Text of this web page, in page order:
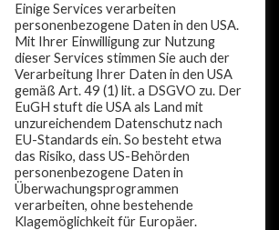
Einige Services verarbeiten
personenbezogene Daten in den USA.
Mit Ihrer Einwilligung zur Nutzung
dieser Services stimmen Sie auch der
Verarbeitung Ihrer Daten in den USA
gemäß Art. 49 (1) lit. a DSGVO zu. Der
EuGH stuft die USA als Land mit
unzureichendem Datenschutz nach
EU-Standards ein. So besteht etwa
das Risiko, dass US-Behörden
personenbezogene Daten in
Überwachungsprogrammen
verarbeiten, ohne bestehende
Klagemöglichkeit für Europäer.